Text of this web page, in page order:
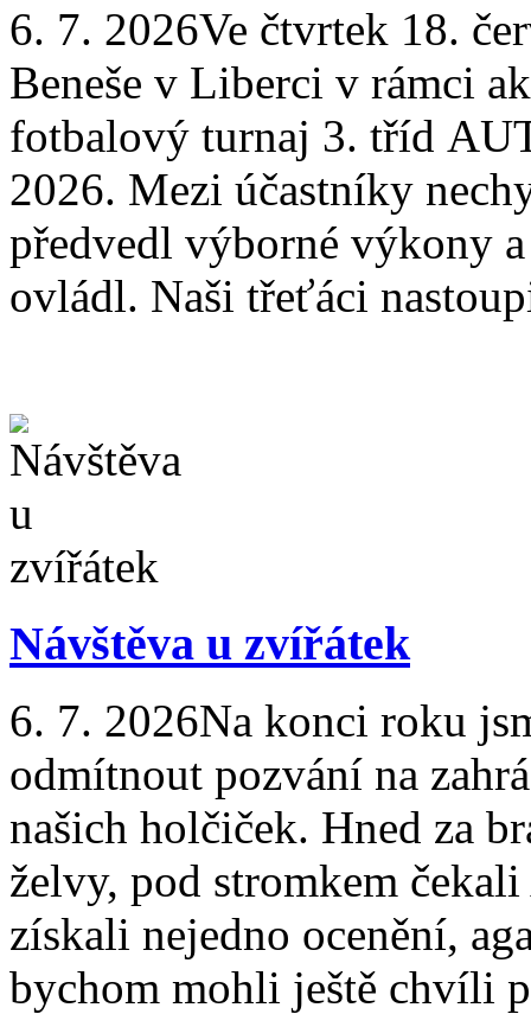
6. 7. 2026Ve čtvrtek 18.
Beneše v Liberci v rámci
fotbalový turnaj 3. tříd
2026. Mezi účastníky
předvedl výborné výkony
ovládl. Naši třeťáci
Návštěva u zvířátek
6. 7. 2026Na konci roku
odmítnout pozvání na
našich holčiček. Hned za
želvy, pod stromkem
získali nejedno ocenění,
bychom mohli ještě chvíli